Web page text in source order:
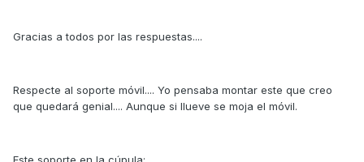
Gracias a todos por las respuestas....
Respecte al soporte móvil.... Yo pensaba montar este que creo
que quedará genial.... Aunque si llueve se moja el móvil.